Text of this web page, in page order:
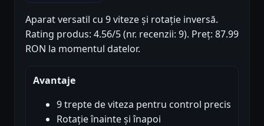
Aparat versatil cu 9 viteze și rotație inversă.
Rating produs: 4.56/5 (nr. recenzii: 9). Preț: 87.99
RON la momentul datelor.
Avantaje
9 trepte de viteza pentru control precis
Rotație înainte și înapoi